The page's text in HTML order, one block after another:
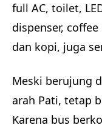
full AC, toilet,
dispenser,
dan kopi, juga
Meski berujung
arah Pati, tetap
Karena bus